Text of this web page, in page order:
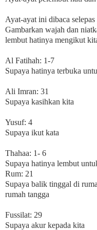
Ayat-ayat ini dibaca
Gambarkan wajah dan
lembut hatinya mengikut
Al Fatihah: 1-7
Supaya hatinya terbuka
Ali Imran: 31
Supaya kasihkan kita
Yusuf: 4
Supaya ikut kata
Thahaa: 1- 6
Supaya hatinya lembut
Rum: 21
Supaya balik tinggal di
rumah tangga
Fussilat: 29
Supaya akur kepada kita